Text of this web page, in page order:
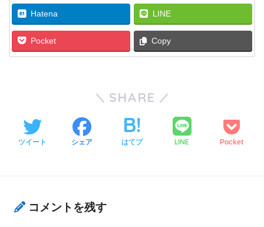
Hatena LINE
Pocket Copy
SHARE
ツイート シェア はてブ LINE Pocket
コメントを残す